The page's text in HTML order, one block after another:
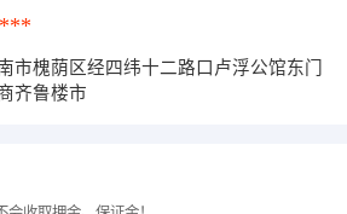
市槐荫区经四纬十二路口卢浮公馆东门
齐鲁楼市